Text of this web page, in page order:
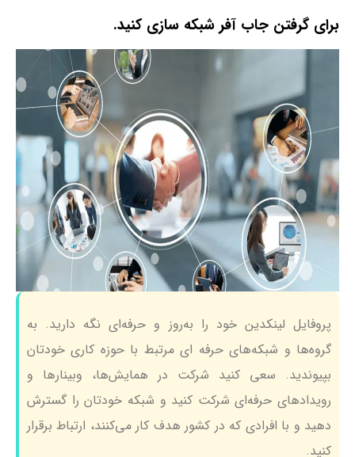
برای گرفتن جاب آفر شبکه سازی کنید.
پروفایل لینکدین خود را به‌روز و حرفه‌ای نگه دارید. به
گروه‌ها و شبکه‌های حرفه ای مرتبط با حوزه کاری خودتان
بپیوندید. سعی کنید شرکت در همایش‌‌ها، وبینارها و
رویدادهای حرفه‌ای شرکت کنید و شبکه خودتان را گسترش
دهید و با افرادی که در کشور هدف کار می‌کنند، ارتباط برقرار
کنید.